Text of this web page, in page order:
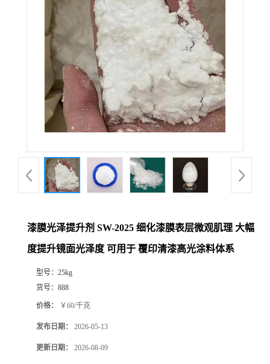
漆膜光泽提升剂 SW-2025 细化漆膜表层微观肌理 大幅
度提升镜面光泽度 可用于 覆印清漆高光涂料体系
型号： 25kg
货号： 888
价格： ￥60/千克
发布日期： 2026-05-13
更新日期： 2026-08-09